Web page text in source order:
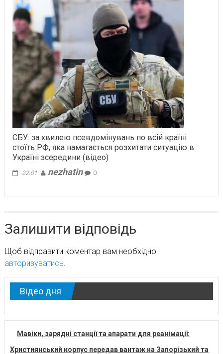
СБУ: за хвилею псевдомінувань по всій країні
стоїть РФ, яка намагається розхитати ситуацію в
Україні зсередини (відео)
22.01. nezhatin 0
Залишити відповідь
Щоб відправити коментар вам необхідно
авторизуватись.
Відео дня
Мавіки, зарядні станції та апарати для реанімації:
Християнський корпус передав вантаж на Запорізький та